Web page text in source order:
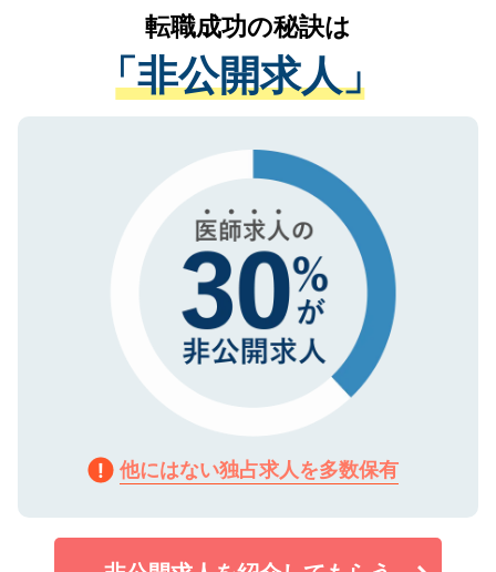
は、個人情報の取り扱いについての厳密な
管理基準を満たした事業者のみに付与され
る、プライバシーマークを取得済みです。
で、機密保持に関してもご安心ください。
かがいして、現在の医療機関の状況や紹介
経験をまじえながら、適切なアドバイスを
させていただきます。すぐにご転職をされ
ない方には、長期的なサポートが可能です
ので、まずはご登録ください。
転職成功の秘訣は
「非公開求人」
他にはない独占求人を多数保有